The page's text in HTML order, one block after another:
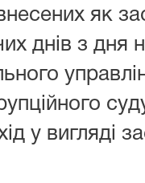
як
днів з дня
у вигляді